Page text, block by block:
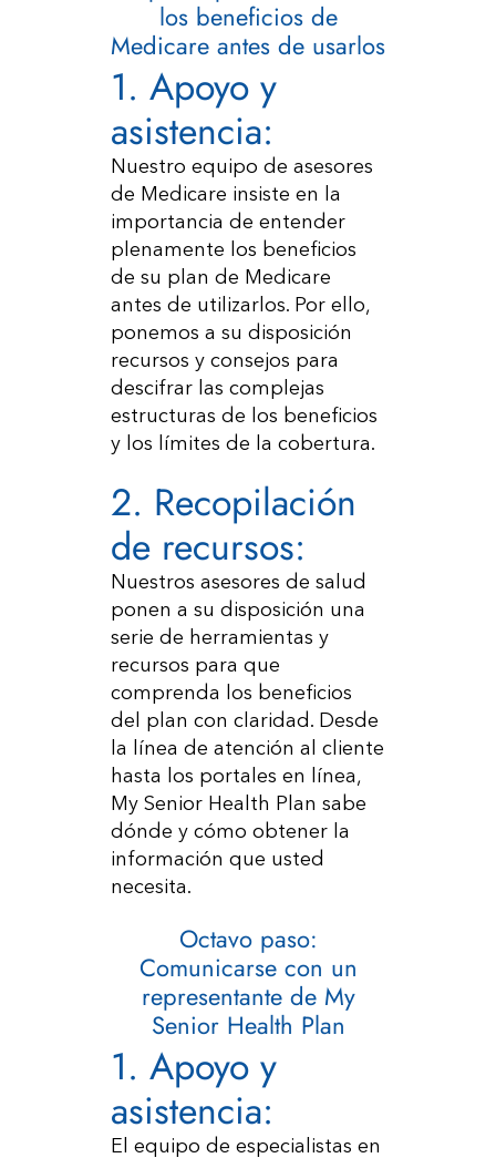
los beneficios de
Medicare antes de usarlos
1. Apoyo y
asistencia:
Nuestro equipo de asesores
de Medicare insiste en la
importancia de entender
plenamente los beneficios
de su plan de Medicare
antes de utilizarlos. Por ello,
ponemos a su disposición
recursos y consejos para
descifrar las complejas
estructuras de los beneficios
y los límites de la cobertura.
2. Recopilación
de recursos:
Nuestros asesores de salud
ponen a su disposición una
serie de herramientas y
recursos para que
comprenda los beneficios
del plan con claridad. Desde
la línea de atención al cliente
hasta los portales en línea,
My Senior Health Plan sabe
dónde y cómo obtener la
información que usted
necesita.
Octavo paso:
Comunicarse con un
representante de My
Senior Health Plan
1. Apoyo y
asistencia:
El equipo de especialistas en